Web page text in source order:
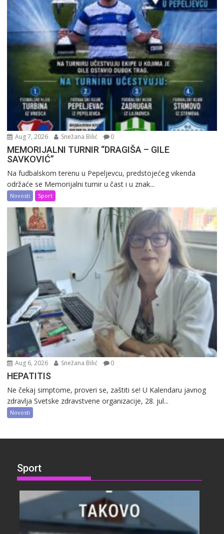
Aug 7, 2026 Snežana Bilić 0
MEMORIJALNI TURNIR “DRAGIŠA – GILE
SAVKOVIĆ”
Na fudbalskom terenu u Pepeljevcu, predstojećeg vikenda
održaće se Memorijalni turnir u čast i u znak...
Novosti Sport
Aug 6, 2026 Snežana Bilić 0
HEPATITIS
Ne čekaj simptome, proveri se, zaštiti se! U Kalendaru javnog
zdravlja Svetske zdravstvene organizacije, 28. jul...
Novosti
Sport